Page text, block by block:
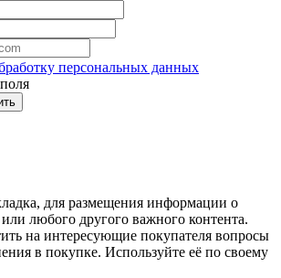
персональных данных
для размещения информации о
или любого другого важного контента.
на интересующие покупателя вопросы
в покупке. Используйте её по своему